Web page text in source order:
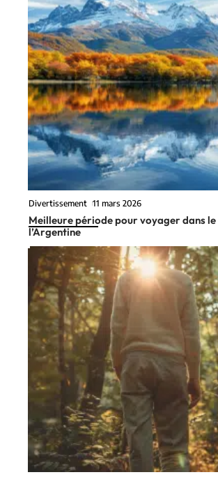
Divertissement 11 mars 2026
Meilleure période pour voyager dans le
l’Argentine